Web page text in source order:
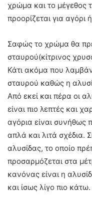
χρώμα και το μέγεθος
προορίζεται για αγόρι
Σαφώς το χρώμα θα
σταυρού(κίτρινος
Κάτι ακόμα που
σταυρού καθώς η
Από εκεί και πέρα οι
είναι πιο λεπτές και
αγόρια είναι συνήθως
απλά και λιτά σχέδια.
αλυσίδας, το οποίο
προσαρμόζεται στα
κανόνας είναι η
και ίσως λίγο πιο κάτω.